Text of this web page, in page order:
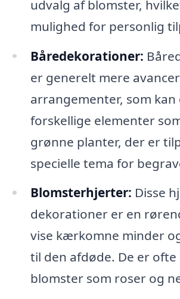
udvalg af blomster,
mulighed for personlig
Båredekorationer:
er generelt mere
arrangementer, som
forskellige elementer
grønne planter, der er
specielle tema for
Blomsterhjerter: Disse
dekorationer er en
vise kærkomne minder
til den afdøde. De er ofte
blomster som roser og